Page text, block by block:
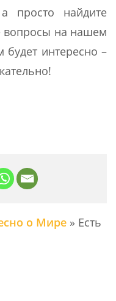
просто найдите
вопросы на нашем
будет интересно –
о Мире » Есть